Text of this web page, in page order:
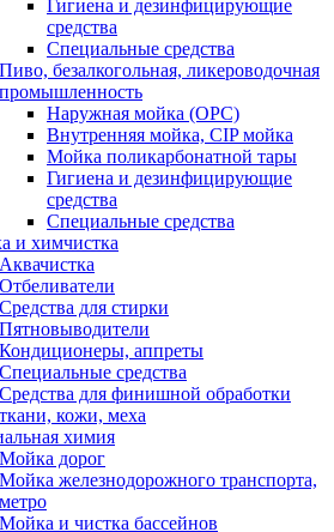
Гигиена и дезинфицирующие
средства
Специальные средства
Пиво, безалкогольная, ликероводочная
промышленность
Наружная мойка (ОРС)
Внутренняя мойка, CIP мойка
Мойка поликарбонатной тары
Гигиена и дезинфицирующие
средства
Специальные средства
и химчистка
Аквачистка
Отбеливатели
Средства для стирки
Пятновыводители
Кондиционеры, аппреты
Специальные средства
Средства для финишной обработки
ткани, кожи, меха
химия
Мойка дорог
Мойка железнодорожного транспорта,
метро
Мойка и чистка бассейнов